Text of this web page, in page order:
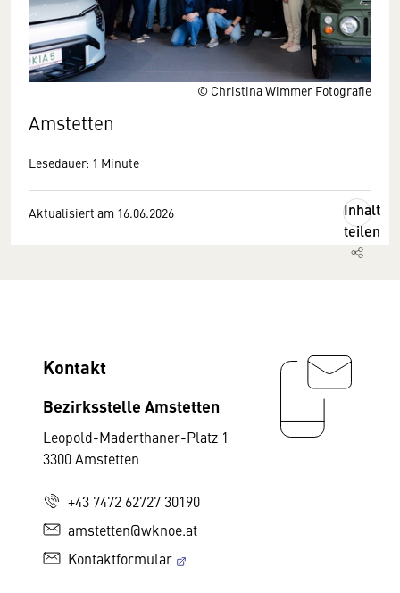
© Christina Wimmer Fotografie
Amstetten
Lesedauer: 1 Minute
Aktualisiert am 16.06.2026
Inhalt
teilen
Kontakt
Bezirksstelle Amstetten
Leopold-Maderthaner-Platz 1
3300 Amstetten
+43 7472 62727 30190
amstetten@wknoe.at
Kontaktformular